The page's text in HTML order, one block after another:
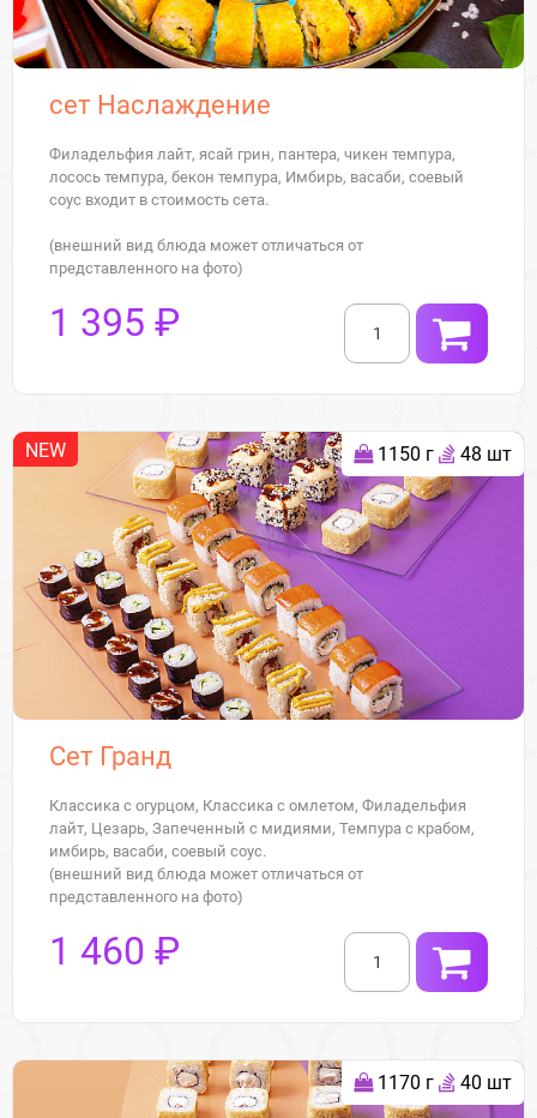
сет Наслаждение
Филадельфия лайт, ясай грин, пантера, чикен темпура,
лосось темпура, бекон темпура, Имбирь, васаби, соевый
соус входит в стоимость сета.
(внешний вид блюда может отличаться от
представленного на фото)
1 395 ₽
NEW
Сет Гранд
1150 г 48 шт
Классика с огурцом, Классика с омлетом, Филадельфия
лайт, Цезарь, Запеченный с мидиями, Темпура с крабом,
имбирь, васаби, соевый соус.
(внешний вид блюда может отличаться от
представленного на фото)
1 460 ₽
1170 г 40 шт